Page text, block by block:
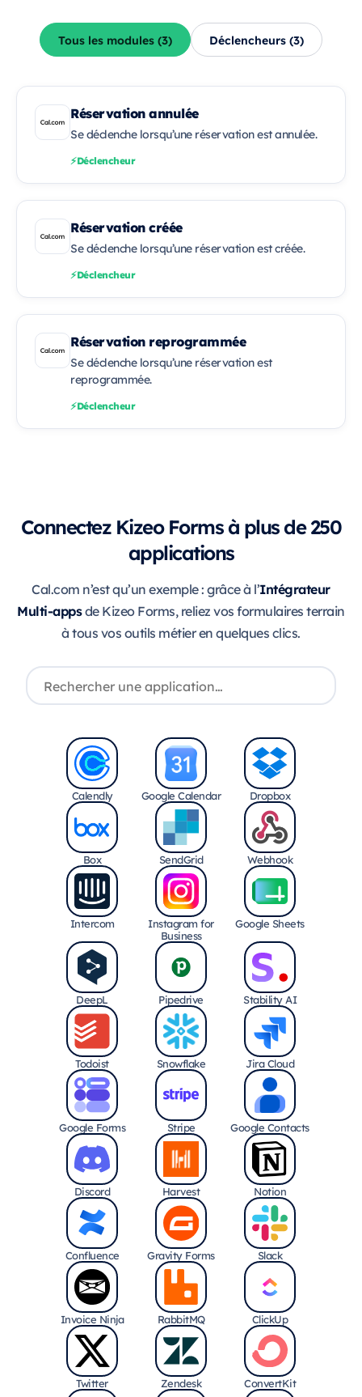
Tous les modules (3) Déclencheurs (3)
Réservation annulée
Se déclenche lorsqu’une réservation est annulée.
Déclencheur
Réservation créée
Se déclenche lorsqu’une réservation est créée.
Déclencheur
Réservation reprogrammée
Se déclenche lorsqu’une réservation est
reprogrammée.
Déclencheur
Connectez Kizeo Forms à plus de 250
applications
Cal.com n’est qu’un exemple : grâce à l’Intégrateur
Multi-appsde Kizeo Forms, reliez vos formulaires terrain
à tous vos outils métier en quelques clics.
Calendly Google Calendar Dropbox
Box SendGrid Webhook
Intercom
Instagram for
Business
Google Sheets
DeepL Pipedrive Stability AI
Todoist Snowflake Jira Cloud
Google Forms Stripe Google Contacts
Discord Harvest Notion
Confluence Gravity Forms Slack
Invoice Ninja RabbitMQ ClickUp
Twitter Zendesk ConvertKit